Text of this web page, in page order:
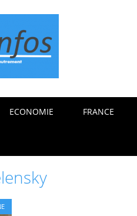
ECONOMIE FRANCE